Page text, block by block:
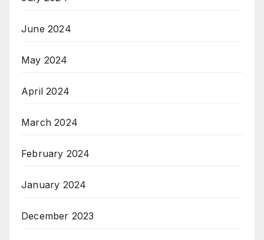
June 2024
May 2024
April 2024
March 2024
February 2024
January 2024
December 2023